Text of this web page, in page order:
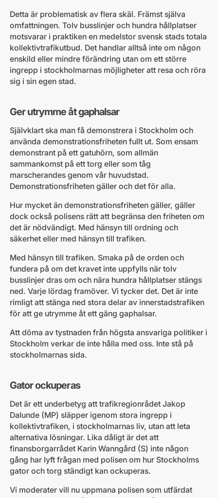
Detta är problematisk av flera skäl. Främst själva
omfattningen. Tolv busslinjer och hundra hållplatser
motsvarar i praktiken en medelstor svensk stads totala
kollektivtrafikutbud. Det handlar alltså inte om någon
enskild eller mindre förändring utan om ett större
ingrepp i stockholmarnas möjligheter att resa och röra
sig i sin egen stad.
Ger utrymme åt gaphalsar
Självklart ska man få demonstrera i Stockholm och
använda demonstrationsfriheten fullt ut. Som ensam
demonstrant på ett gatuhörn, som allmän
sammankomst på ett torg eller som tåg
marscherandes genom vår huvudstad.
Demonstrationsfriheten gäller och det för alla.
Hur mycket än demonstrationsfriheten gäller, gäller
dock också polisens rätt att begränsa den friheten om
det är nödvändigt. Med hänsyn till ordning och
säkerhet eller med hänsyn till trafiken.
Med hänsyn till trafiken. Smaka på de orden och
fundera på om det kravet inte uppfylls när tolv
busslinjer dras om och nära hundra hållplatser stängs
ned. Varje lördag framöver. Vi tycker det. Det är inte
rimligt att stänga ned stora delar av innerstadstrafiken
för att ge utrymme åt ett gäng gaphalsar.
Att döma av tystnaden från högsta ansvariga politiker i
Stockholm verkar de inte hålla med oss. Inte stå på
stockholmarnas sida.
Gator ockuperas
Det är ett underbetyg att trafikregionrådet Jakop
Dalunde (MP) släpper igenom stora ingrepp i
kollektivtrafiken, i stockholmarnas liv, utan att leta
alternativa lösningar. Lika dåligt är det att
finansborgarrådet Karin Wanngård (S) inte någon
gång har lyft frågan med polisen om hur Stockholms
gator och torg ständigt kan ockuperas.
Vi moderater vill nu uppmana polisen som utfärdat